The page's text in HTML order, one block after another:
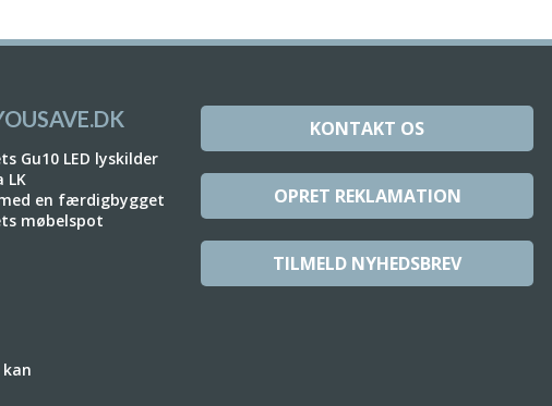
Gu10 LED lyskilder
LK
en færdigbygget
møbelspot
KONTAKT OS
OPRET REKLAMATION
TILMELD NYHEDSBREV